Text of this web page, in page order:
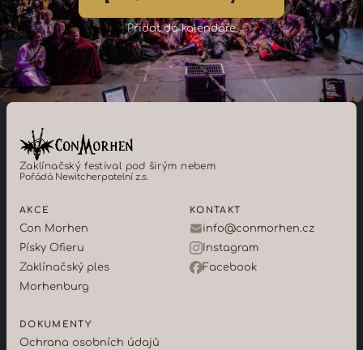
Přidat do kalendáře
Zaklínačský festival pod širým nebem
Pořádá Newitcherpatelní z.s.
AKCE
Con Morhen
Písky Ofieru
Zaklínačský ples
Morhenburg
KONTAKT
info@conmorhen.cz
Instagram
Facebook
DOKUMENTY
Ochrana osobních údajů